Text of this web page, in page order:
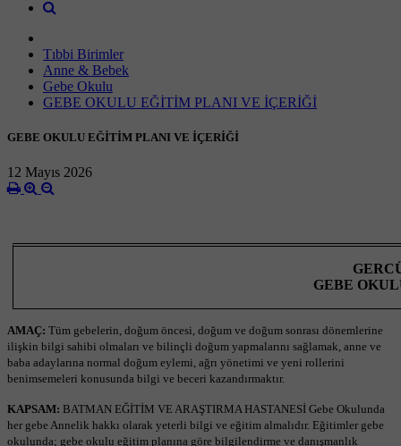
Tıbbi Birimler
Anne & Bebek
Gebe Okulu
GEBE OKULU EĞİTİM PLANI VE İÇERİĞİ
GEBE OKULU EĞİTİM PLANI VE İÇERİĞİ
12 Mayıs 2026
GEBE
AMAÇ: Tüm gebelerin, doğum öncesi, doğum ve doğum sonrası dönemlerine
ilişkin bilgi sahibi olmaları ve bilinçli doğum yapmalarını sağlamak, anne ve
baba adaylarına normal doğum eylemi, ağrı yönetimi ve yeni rollerini
benimsemeleri konusunda bilgi ve beceri kazandırmaktır.
KAPSAM: BATMAN EĞİTİM VE ARAŞTIRMA HASTANESİ Gebe Okulunda
her gebe Annelik hakkı olarak yeterli bilgi ve eğitim almalıdır. Eğitimler gebe
okulunda; gebe okulu eğitim planına göre bilgilendirme ve danışmanlık